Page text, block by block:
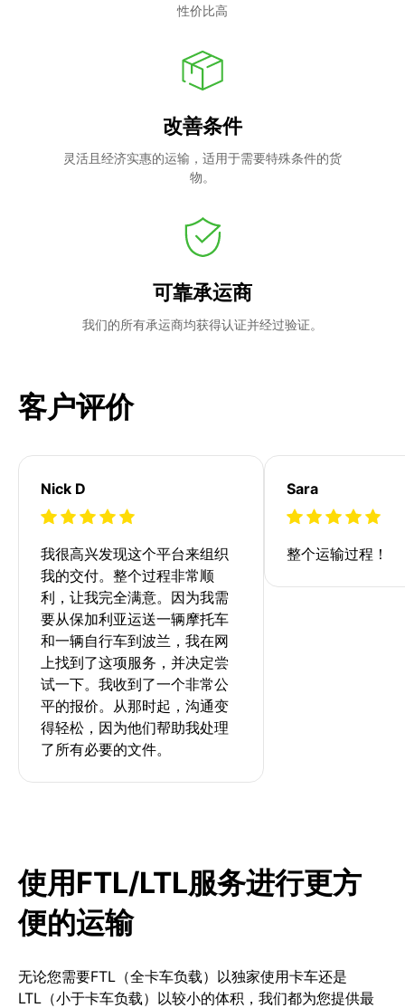
性价比高
改善条件
灵活且经济实惠的运输，适用于需要特殊条件的货
物。
可靠承运商
我们的所有承运商均获得认证并经过验证。
客户评价
Nick D
我很高兴发现这个平台来组织
我的交付。整个过程非常顺
利，让我完全满意。因为我需
要从保加利亚运送一辆摩托车
和一辆自行车到波兰，我在网
上找到了这项服务，并决定尝
试一下。我收到了一个非常公
平的报价。从那时起，沟通变
得轻松，因为他们帮助我处理
了所有必要的文件。
Sara
整个运输过程！
使用FTL/LTL服务进行更方
便的运输
无论您需要FTL（全卡车负载）以独家使用卡车还是
LTL（小于卡车负载）以较小的体积，我们都为您提供最